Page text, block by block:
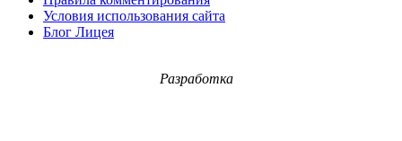
Условия использования сайта
Блог Лицея
Разработка